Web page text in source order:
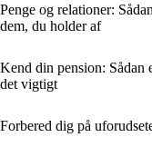
Penge og relationer:
dem, du holder af
Kend din pension: Sådan
det vigtigt
Forbered dig på